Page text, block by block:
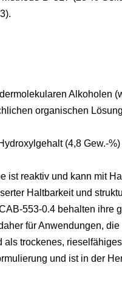
Alkoholen
organischen
(4,8 Gew.-
ist reaktiv und kann mit
Haltbarkeit und
553-0.4 behalten ihre
für Anwendungen,
als trockenes,
und ist in der